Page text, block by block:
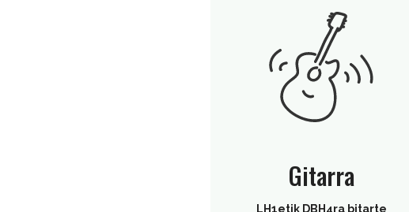
Gitarra
LH1etik DBH4ra bitarte